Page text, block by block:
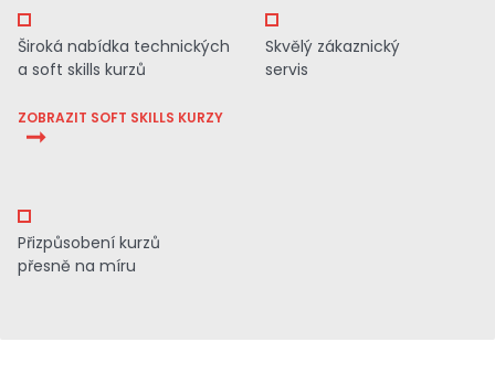
Široká nabídka technických
a soft skills kurzů
ZOBRAZIT SOFT SKILLS KURZY
Skvělý zákaznický
servis
Přizpůsobení kurzů
přesně na míru